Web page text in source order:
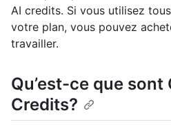
AI credits. Si vous utilisez
votre plan, vous pouvez
travailler.
Qu’est-ce que sont
Credits?